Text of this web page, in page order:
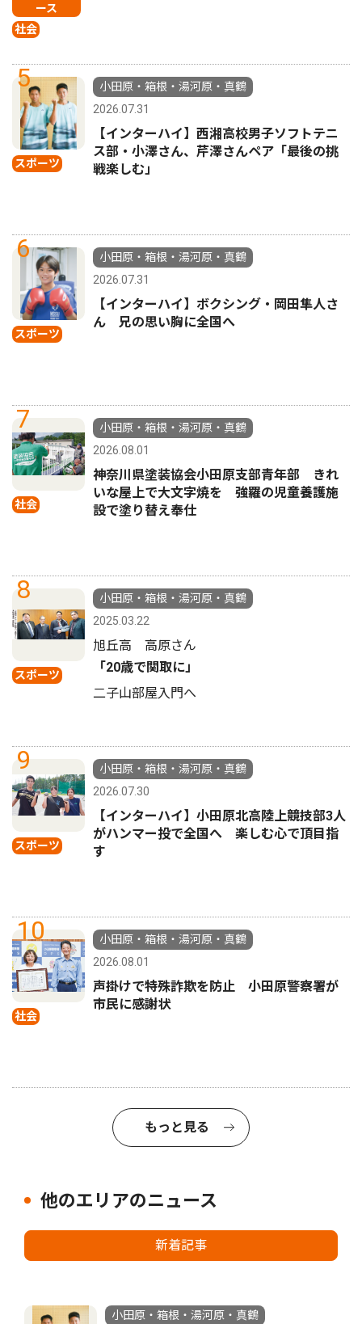
ース
社会
5
スポーツ
小田原・箱根・湯河原・真鶴
2026.07.31
【インターハイ】西湘高校男子ソフトテニ
ス部・小澤さん、芹澤さんペア「最後の挑
戦楽しむ」
6
スポーツ
小田原・箱根・湯河原・真鶴
2026.07.31
【インターハイ】ボクシング・岡田隼人さ
ん 兄の思い胸に全国へ
7
社会
小田原・箱根・湯河原・真鶴
2026.08.01
神奈川県塗装協会小田原支部青年部 きれ
いな屋上で大文字焼を 強羅の児童養護施
設で塗り替え奉仕
8
スポーツ
小田原・箱根・湯河原・真鶴
2025.03.22
旭丘高 高原さん
「20歳で関取に」
二子山部屋入門へ
9
スポーツ
小田原・箱根・湯河原・真鶴
2026.07.30
【インターハイ】小田原北高陸上競技部3人
がハンマー投で全国へ 楽しむ心で頂目指
す
10
社会
小田原・箱根・湯河原・真鶴
2026.08.01
声掛けで特殊詐欺を防止 小田原警察署が
市民に感謝状
もっと見る
他のエリアのニュース
新着記事
小田原・箱根・湯河原・真鶴